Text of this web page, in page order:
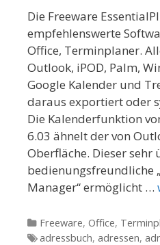
Die Freeware
empfehlenswerte
Office, Terminplaner.
Outlook, iPOD, Palm,
Google Kalender und
daraus exportiert oder
Die Kalenderfunktion
6.03 ähnelt der von
Oberfläche. Dieser sehr
bedienungsfreundliche
Manager“ ermöglicht …
Kategorien
Freeware, Office,
Tags
adressbuch, adressen,